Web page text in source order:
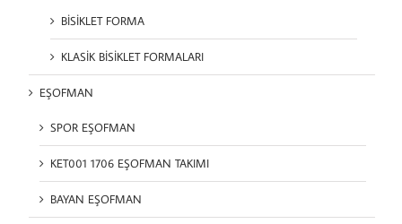
BİSİKLET FORMA
KLASİK BİSİKLET FORMALARI
EŞOFMAN
SPOR EŞOFMAN
KET001 1706 EŞOFMAN TAKIMI
BAYAN EŞOFMAN